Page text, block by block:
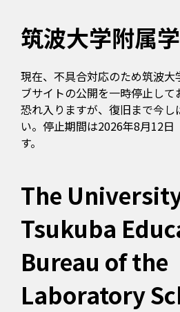
筑波大学附属
現在、不具合対応のため筑波大
ブサイトの公開を一時停止して
恐れ入りますが、復旧まで今し
い。停止期間は2026年8月12日
す。
The
Tsukuba
Bureau of the
Laboratory